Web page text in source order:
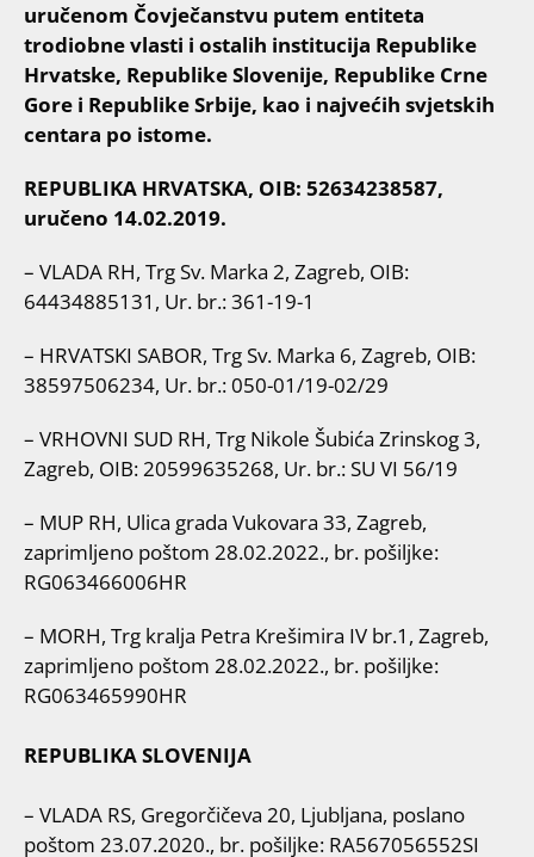
uručenom Čovječanstvu putem entiteta
trodiobne vlasti i ostalih institucija Republike
Hrvatske, Republike Slovenije, Republike Crne
Gore i Republike Srbije, kao i najvećih svjetskih
centara po istome.
REPUBLIKA HRVATSKA, OIB: 52634238587,
uručeno 14.02.2019.
– VLADA RH, Trg Sv. Marka 2, Zagreb, OIB:
64434885131, Ur. br.: 361-19-1
– HRVATSKI SABOR, Trg Sv. Marka 6, Zagreb, OIB:
38597506234, Ur. br.: 050-01/19-02/29
– VRHOVNI SUD RH, Trg Nikole Šubića Zrinskog 3,
Zagreb, OIB: 20599635268, Ur. br.: SU VI 56/19
– MUP RH, Ulica grada Vukovara 33, Zagreb,
zaprimljeno poštom 28.02.2022., br. pošiljke:
RG063466006HR
– MORH, Trg kralja Petra Krešimira IV br.1, Zagreb,
zaprimljeno poštom 28.02.2022., br. pošiljke:
RG063465990HR
REPUBLIKA SLOVENIJA
– VLADA RS, Gregorčičeva 20, Ljubljana, poslano
poštom 23.07.2020., br. pošiljke: RA567056552SI